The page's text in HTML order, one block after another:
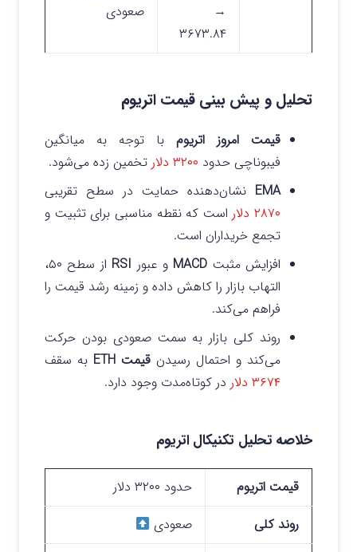
→
۳۶۷۳.۸۴
صعودی
تحلیل و پیش‌ بینی قیمت اتریوم
قیمت امروز اتریوم با توجه به میانگین
فیبوناچی حدود ۳۲۰۰ دلار
تخمین زده می‌شود.
EMA نشان‌دهنده حمایت در سطح تقریبی
۲۸۷۰ دلار
است که نقطه مناسبی برای تثبیت و
تجمع خریداران است.
افزایش مثبت MACD و عبور
از سطح ۵۰،
التهاب بازار را کاهش داده و زمینه رشد قیمت را
فراهم می‌کند.
روند کلی بازار به سمت صعودی بودن حرکت
می‌کند و احتمال رسیدن قیمت ETH
به سقف
۳۶۷۴ دلار
در کوتاه‌مدت وجود دارد.
خلاصه تحلیل تکنیکال اتریوم
قیمت اتریوم
حدود ۳۲۰۰ دلار
روند کلی
صعودی